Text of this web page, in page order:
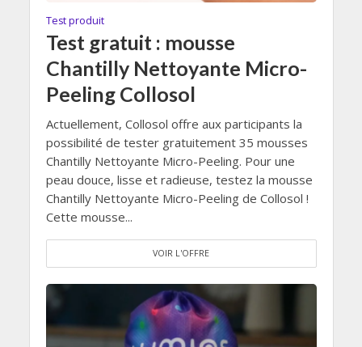
Test produit
Test gratuit : mousse
Chantilly Nettoyante Micro-
Peeling Collosol
Actuellement, Collosol offre aux participants la
possibilité de tester gratuitement 35 mousses
Chantilly Nettoyante Micro-Peeling. Pour une
peau douce, lisse et radieuse, testez la mousse
Chantilly Nettoyante Micro-Peeling de Collosol !
Cette mousse...
VOIR L'OFFRE